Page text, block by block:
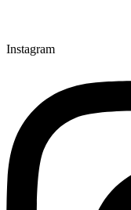
Instagram